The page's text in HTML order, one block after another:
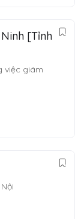
[Tỉnh
việc giám